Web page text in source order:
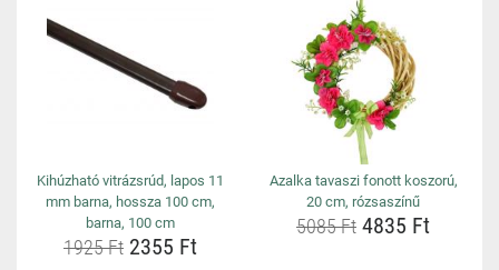
Kihúzható vitrázsrúd, lapos 11
mm barna, hossza 100 cm,
barna, 100 cm
1925 Ft 2355 Ft
Azalka tavaszi fonott koszorú,
20 cm, rózsaszínű
5085 Ft 4835 Ft